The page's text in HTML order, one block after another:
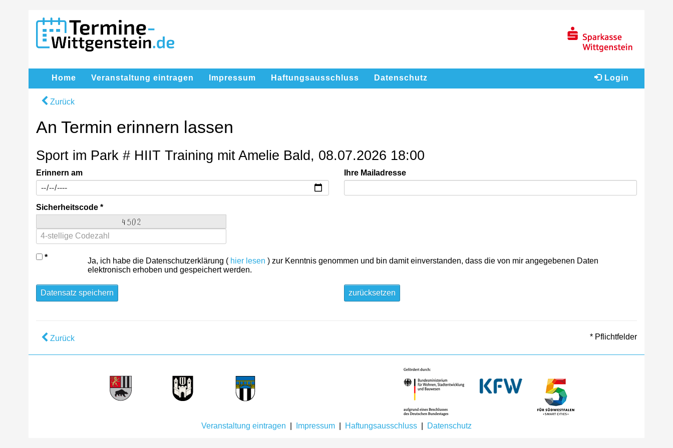
Home Veranstaltung eintragen Impressum Haftungsausschluss Datenschutz Login
Zurück
An Termin erinnern lassen
Sport im Park # HIIT Training mit Amelie Bald, 08.07.2026 18:00
Erinnern am Ihre Mailadresse
Sicherheitscode
Ja, ich habe die Datenschutzerklärung ( hier lesen ) zur Kenntnis genommen und bin damit einverstanden, dass die von mir angegebenen Daten
elektronisch erhoben und gespeichert werden.
Datensatz speichern zurücksetzen
Zurück * Pflichtfelder
Veranstaltung eintragen Impressum Haftungsausschluss Datenschutz